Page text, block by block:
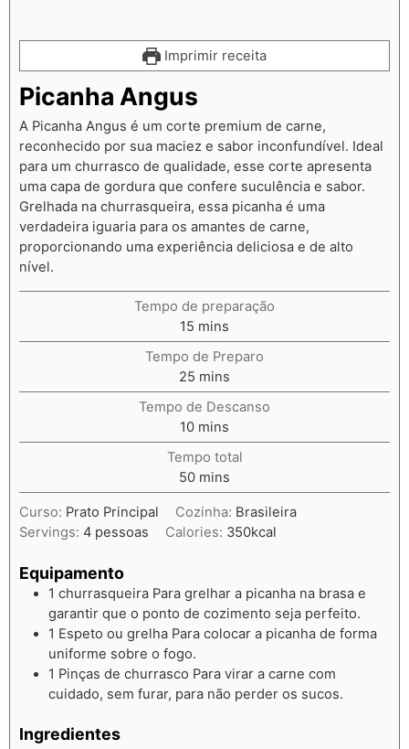
Imprimir receita
Picanha Angus
A Picanha Angus é um corte premium de carne,
reconhecido por sua maciez e sabor inconfundível. Ideal
para um churrasco de qualidade, esse corte apresenta
uma capa de gordura que confere suculência e sabor.
Grelhada na churrasqueira, essa picanha é uma
verdadeira iguaria para os amantes de carne,
proporcionando uma experiência deliciosa e de alto
nível.
Tempo de preparação
15 mins
Tempo de Preparo
25 mins
Tempo de Descanso
10 mins
Tempo total
50 mins
Curso: Prato Principal Cozinha: Brasileira
Servings: 4 pessoas Calories: 350kcal
Equipamento
1 churrasqueira Para grelhar a picanha na brasa e
garantir que o ponto de cozimento seja perfeito.
1 Espeto ou grelha Para colocar a picanha de forma
uniforme sobre o fogo.
1 Pinças de churrasco Para virar a carne com
cuidado, sem furar, para não perder os sucos.
Ingredientes